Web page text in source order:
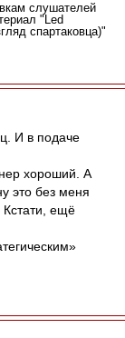
слушателей
"Led
спартаковца)"
И в подаче
хороший. А
это без меня
ещё